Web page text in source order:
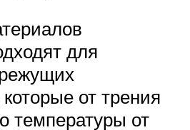
для
от трения
температуры от